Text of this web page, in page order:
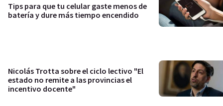
Tips para que tu celular gaste menos de
batería y dure más tiempo encendido
Nicolás Trotta sobre el ciclo lectivo "El
estado no remite a las provincias el
incentivo docente"